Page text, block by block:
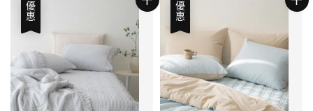
優惠 優惠